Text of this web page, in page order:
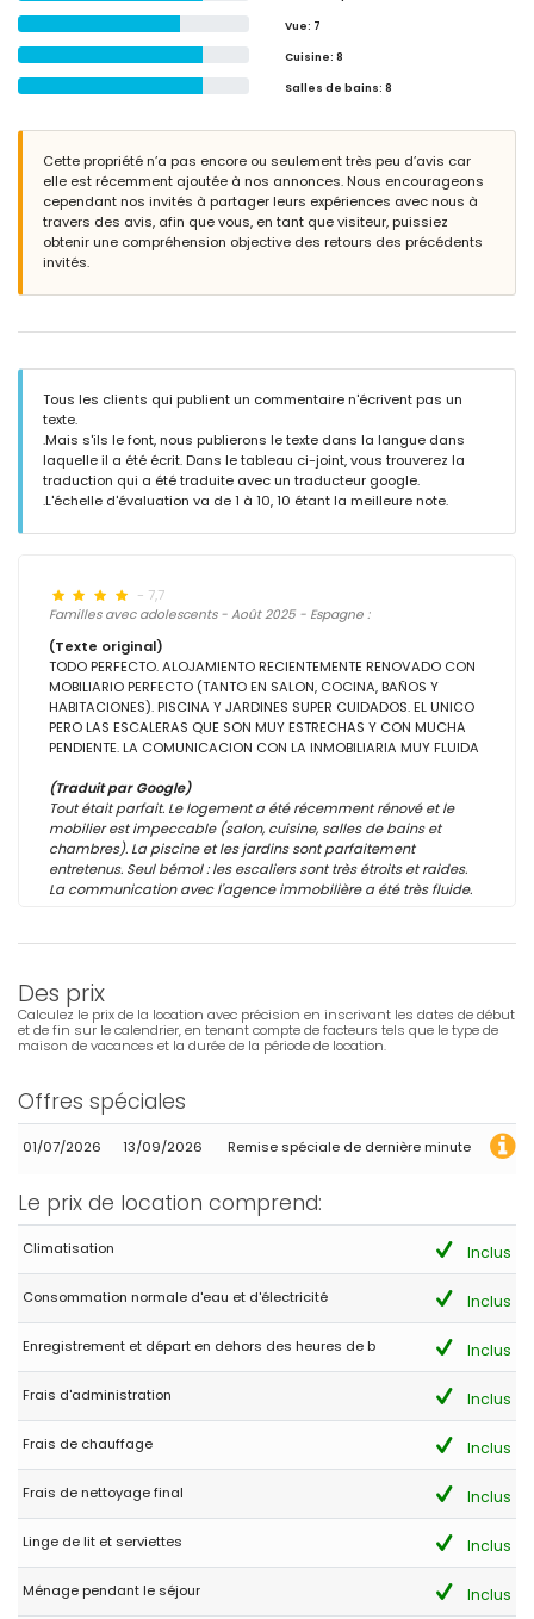
Vue: 7
Cuisine: 8
Salles de bains: 8
Cette propriété n’a pas encore ou seulement très peu d’avis car
elle est récemment ajoutée à nos annonces. Nous encourageons
cependant nos invités à partager leurs expériences avec nous à
travers des avis, afin que vous, en tant que visiteur, puissiez
obtenir une compréhension objective des retours des précédents
invités.
Tous les clients qui publient un commentaire n'écrivent pas un
texte.
.Mais s'ils le font, nous publierons le texte dans la langue dans
laquelle il a été écrit. Dans le tableau ci-joint, vous trouverez la
traduction qui a été traduite avec un traducteur google.
.L'échelle d'évaluation va de 1 à 10, 10 étant la meilleure note.
- 7,7
Familles avec adolescents - Août 2025 - Espagne :
(Texte original)
TODO PERFECTO. ALOJAMIENTO RECIENTEMENTE RENOVADO CON
MOBILIARIO PERFECTO (TANTO EN SALON, COCINA, BAÑOS Y
HABITACIONES). PISCINA Y JARDINES SUPER CUIDADOS. EL UNICO
PERO LAS ESCALERAS QUE SON MUY ESTRECHAS Y CON MUCHA
PENDIENTE. LA COMUNICACION CON LA INMOBILIARIA MUY FLUIDA
(Traduit par Google)
Tout était parfait. Le logement a été récemment rénové et le
mobilier est impeccable (salon, cuisine, salles de bains et
chambres). La piscine et les jardins sont parfaitement
entretenus. Seul bémol : les escaliers sont très étroits et raides.
La communication avec l'agence immobilière a été très fluide.
Des prix
Calculez le prix de la location avec précision en inscrivant les dates de début
et de fin sur le calendrier, en tenant compte de facteurs tels que le type de
maison de vacances et la durée de la période de location.
Offres spéciales
01/07/2026 13/09/2026 Remise spéciale de dernière minute
Le prix de location comprend:
Climatisation Inclus
Consommation normale d'eau et d'électricité Inclus
Enregistrement et départ en dehors des heures de b Inclus
Frais d'administration Inclus
Frais de chauffage Inclus
Frais de nettoyage final Inclus
Linge de lit et serviettes Inclus
Ménage pendant le séjour Inclus